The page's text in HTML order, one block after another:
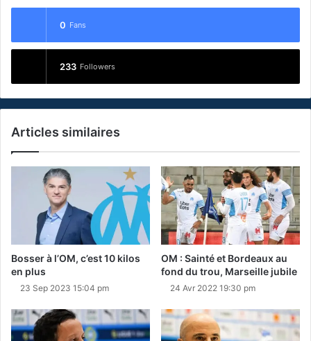
0 Fans
233 Followers
Articles similaires
Bosser à l’OM, c’est 10 kilos
en plus
23 Sep 2023 15:04 pm
OM : Sainté et Bordeaux au
fond du trou, Marseille jubile
24 Avr 2022 19:30 pm